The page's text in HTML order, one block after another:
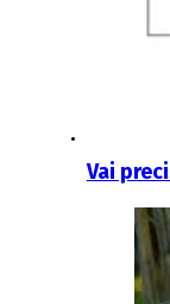
Vai